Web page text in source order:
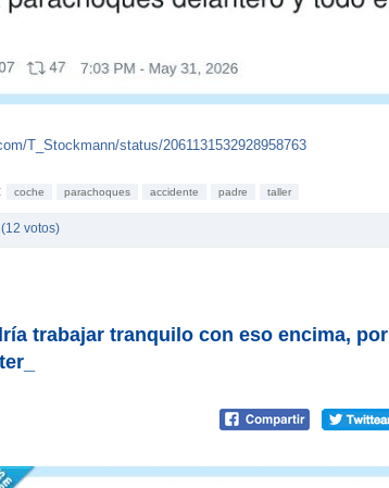
T_Stockmann/status/2061131532928958763
coche parachoques accidente padre taller
votos)
trabajar tranquilo con eso encima, por